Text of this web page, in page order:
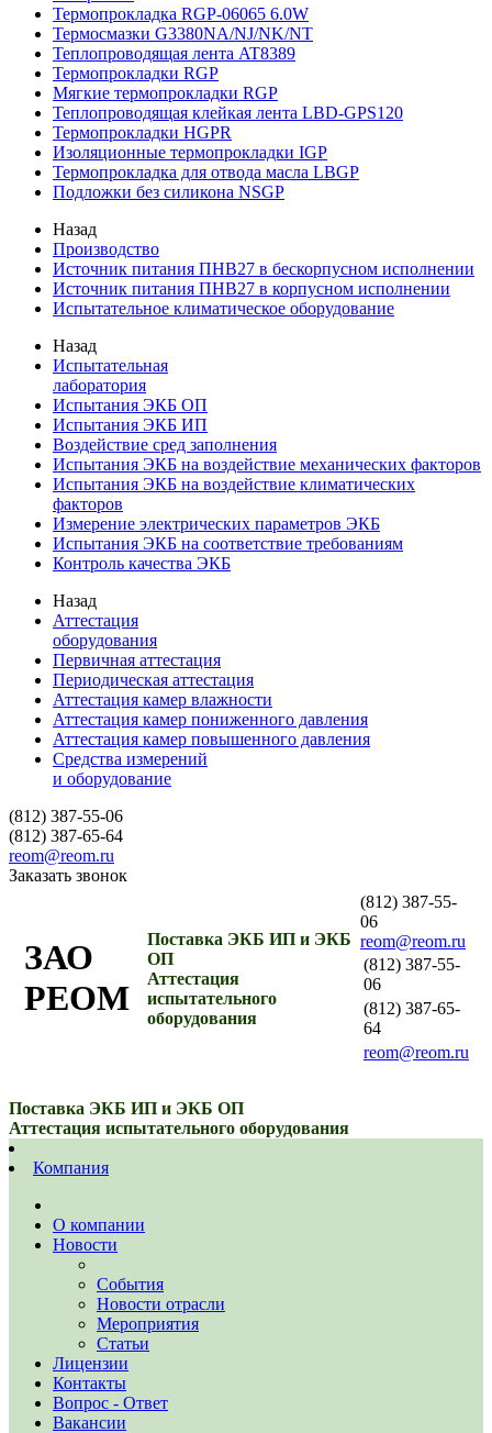
Термопрокладка RGP-06065 6.0W
Термосмазки G3380NA/NJ/NK/NT
Теплопроводящая лента AT8389
Термопрокладки RGP
Мягкие термопрокладки RGP
Теплопроводящая клейкая лента LBD-GPS120
Термопрокладки HGPR
Изоляционные термопрокладки IGP
Термопрокладка для отвода масла LBGP
Подложки без силикона NSGP
Назад
Производство
Источник питания ПНВ27 в бескорпусном исполнении
Источник питания ПНВ27 в корпусном исполнении
Испытательное климатическое оборудование
Назад
Испытательная
лаборатория
Испытания ЭКБ ОП
Испытания ЭКБ ИП
Воздействие сред заполнения
Испытания ЭКБ на воздействие механических факторов
Испытания ЭКБ на воздействие климатических
факторов
Измерение электрических параметров ЭКБ
Испытания ЭКБ на соответствие требованиям
Контроль качества ЭКБ
Назад
Аттестация
оборудования
Первичная аттестация
Периодическая аттестация
Аттестация камер влажности
Аттестация камер пониженного давления
Аттестация камер повышенного давления
Средства измерений
и оборудование
(812) 387-55-06
(812) 387-65-64
reom@reom.ru
Заказать звонок
ЗАО
РЕОМ
Поставка ЭКБ ИП и ЭКБ
ОП
Аттестация
испытательного
оборудования
(812) 387-55-
06
reom@reom.ru
(812) 387-55-
06
(812) 387-65-
64
reom@reom.ru
Поставка ЭКБ ИП и ЭКБ ОП
Аттестация испытательного оборудования
Компания
О компании
Новости
События
Новости отрасли
Мероприятия
Статьи
Лицензии
Контакты
Вопрос - Ответ
Вакансии